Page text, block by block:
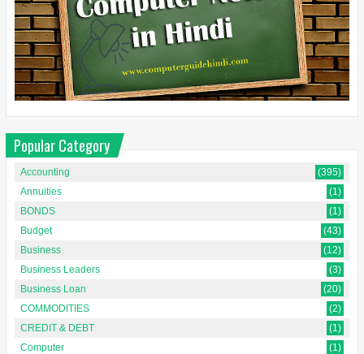
Popular Category
Accounting
(395)
Annuities
(1)
BONDS
(1)
Budget
(43)
Business
(12)
Business Leaders
(3)
Business Loan
(20)
COMMODITIES
(2)
CREDIT & DEBT
(1)
Computer
(1)